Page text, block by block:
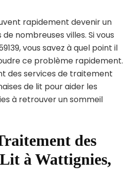
rapidement devenir un
nombreuses villes. Si vous
vous savez à quel point il
ce problème rapidement.
des services de traitement
de lit pour aider les
à retrouver un sommeil
des
à Wattignies,